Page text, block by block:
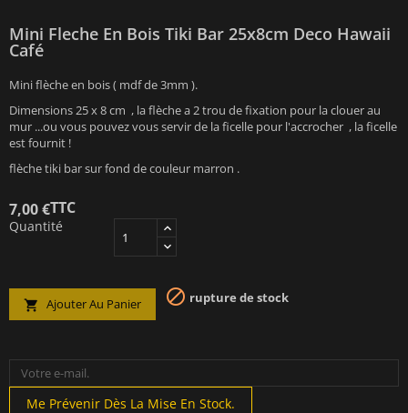
Mini Fleche En Bois Tiki Bar 25x8cm Deco Hawaii
Café
Mini flèche en bois ( mdf de 3mm ).
Dimensions 25 x 8 cm , la flèche a 2 trou de fixation pour la clouer au
mur ...ou vous pouvez vous servir de la ficelle pour l'accrocher , la ficelle
est fournit !
flèche tiki bar sur fond de couleur marron .
7,00 €TTC
Quantité
 Ajouter Au Panier  rupture de stock
Me Prévenir Dès La Mise En Stock.